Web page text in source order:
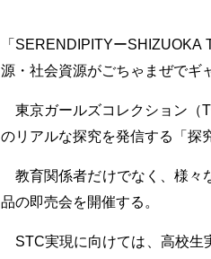
「 SERENDIPITYーSHIZUOKA
源・社会資源がごちゃまぜでギ
東京ガールズコレクション（
のリアルな探究を発信する「探
教育関係者だけでなく、様々
品の即売会を開催する。
STC実現に向けては、高校生